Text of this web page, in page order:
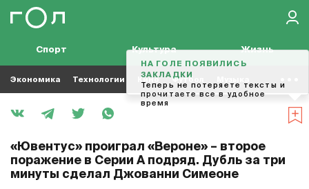
Спорт Культура Жизнь
Экономика Технологии Кино Футбол
«Ювентус» проиграл «Вероне» – второе
поражение в Серии А подряд. Дубль за три
минуты сделал Джованни Симеоне
НА ГОЛЕ ПОЯВИЛИСЬ
ЗАКЛАДКИ
Теперь не потеряете тексты и
прочитаете все в удобное
время